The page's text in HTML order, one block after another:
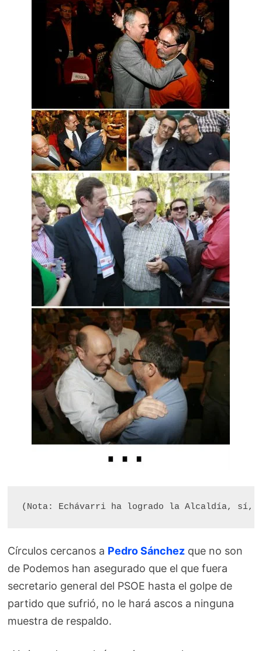
(Nota: Echávarri ha logrado la Alcaldía, sí,
Círculos cercanos a Pedro Sánchez que no son
de Podemos han asegurado que el que fuera
secretario general del PSOE hasta el golpe de
partido que sufrió, no le hará ascos a ninguna
muestra de respaldo.